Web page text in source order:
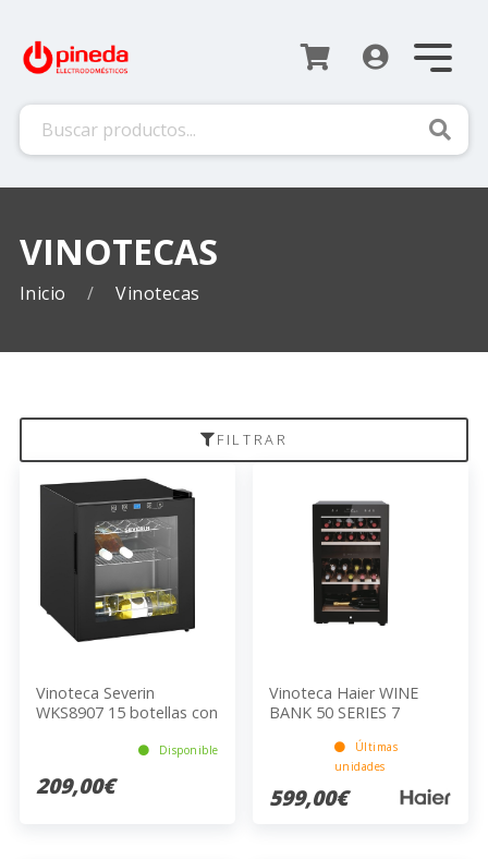
VINOTECAS
Inicio Vinotecas
FILTRAR
Vinoteca Severin
WKS8907 15 botellas con
Disponible
209,00€
Vinoteca Haier WINE
BANK 50 SERIES 7
Últimas
unidades
599,00€